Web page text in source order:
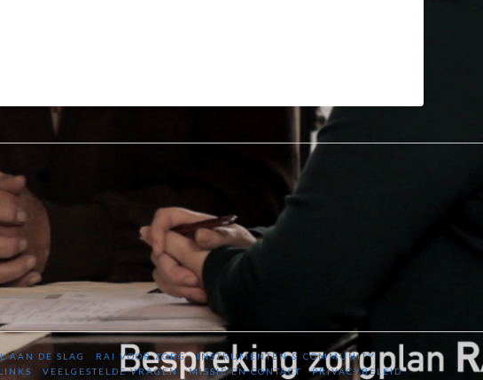
AAN DE SLAG RAI VOOR ZORG
INSTRUMENTEN & COMMUNITY
VEELGESTELDE VRAGEN MISSIE EN CONTACT PRIVACYBELEID